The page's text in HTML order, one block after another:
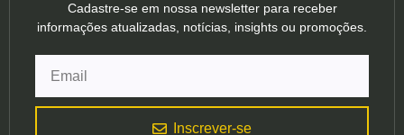
Cadastre-se em nossa newsletter para receber
informações atualizadas, notícias, insights ou promoções.
Inscrever-se